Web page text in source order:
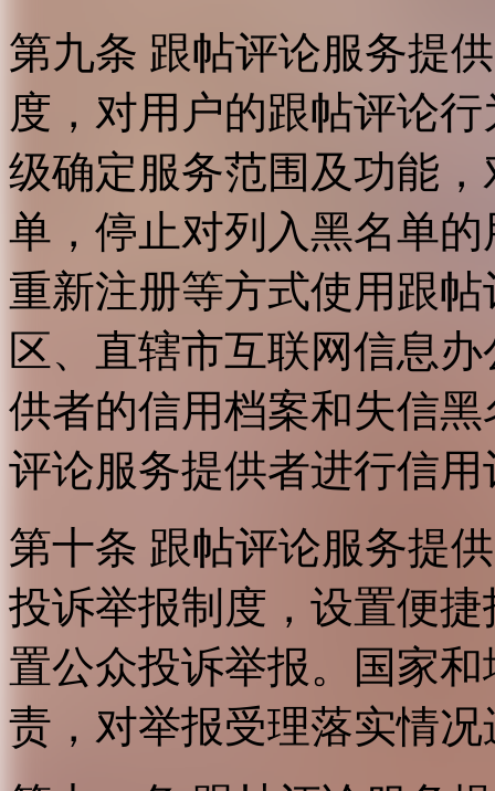
第九条 跟帖评论服务提
度，对用户的跟帖评论
级确定服务范围及功能
单，停止对列入黑名单
重新注册等方式使用跟
区、直辖市互联网信息
供者的信用档案和失信
评论服务提供者进行信用
第十条 跟帖评论服务提
投诉举报制度，设置便
置公众投诉举报。国家
责，对举报受理落实情